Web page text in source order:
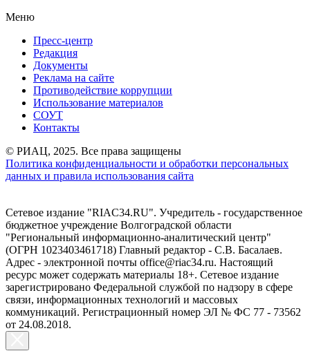
Меню
Пресс-центр
Редакция
Документы
Реклама на сайте
Противодействие коррупции
Использование материалов
СОУТ
Контакты
© РИАЦ, 2025. Все права защищены
Политика конфиденциальности и обработки персональных
данных и правила использования сайта
Сетевое издание "RIAC34.RU". Учредитель - государственное
бюджетное учреждение Волгоградской области
"Региональный информационно-аналитический центр"
(ОГРН 1023403461718) Главный редактор - С.В. Басалаев.
Адрес - электронной почты office@riac34.ru. Настоящий
ресурс может содержать материалы 18+. Сетевое издание
зарегистрировано Федеральной службой по надзору в сфере
связи, информационных технологий и массовых
коммуникаций. Регистрационный номер ЭЛ № ФС 77 - 73562
от 24.08.2018.